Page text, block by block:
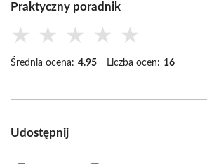
Praktyczny poradnik
★ ★ ★ ★ ★
Średnia ocena: 4.95 Liczba ocen: 16
Udostępnij